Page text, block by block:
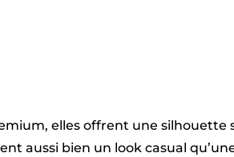
elles offrent une silhouette
aussi bien un look casual